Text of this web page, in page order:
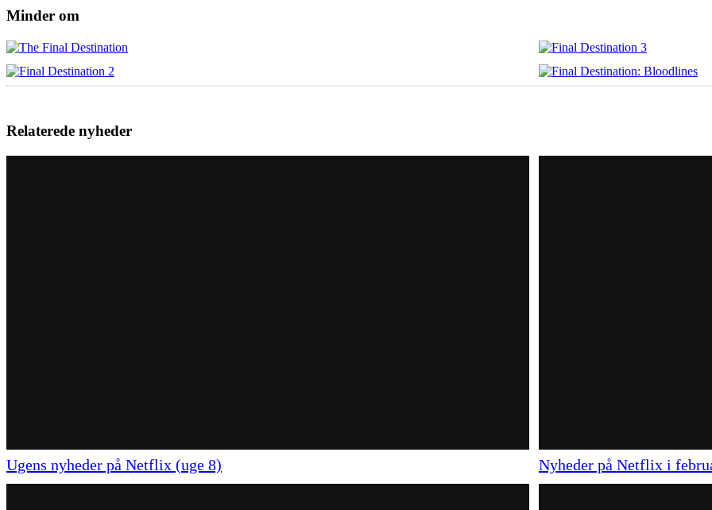
Minder om
Relaterede nyheder
Ugens nyheder på Netflix (uge 8) Nyheder på Netflix i